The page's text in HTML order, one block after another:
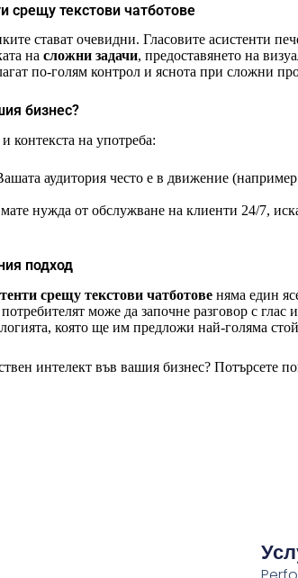
срещу текстови чатботове
стават очевидни. Гласовите асистенти
на сложни задачи, предоставянето на
по-голям контрол и яснота при сложни
бизнес?
контекста на употреба:
аудитория често е в движение
нужда от обслужване на клиенти 24/7,
подход
срещу текстови чатботове няма един
може да започне разговор с
която ще им предложи най-голяма
интелект във вашия бизнес? Потърсете